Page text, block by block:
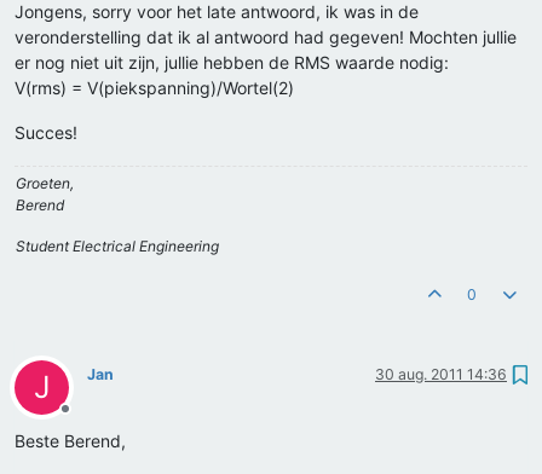
Jongens, sorry voor het late antwoord, ik was in de
veronderstelling dat ik al antwoord had gegeven! Mochten jullie
er nog niet uit zijn, jullie hebben de RMS waarde nodig:
V(rms) = V(piekspanning)/Wortel(2)
Succes!
Groeten,
Berend
Student Electrical Engineering
0
J
Offline
Jan 30 aug. 2011 14:36
Beste Berend,